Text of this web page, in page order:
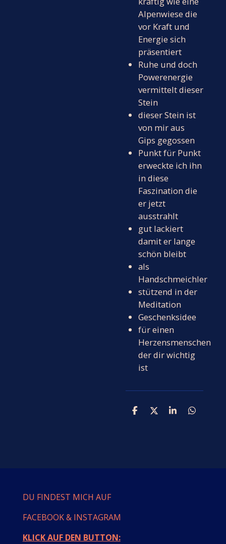
Alpenwiese die
vor Kraft und
Energie sich
präsentiert
Ruhe und doch
Powerenergie
vermittelt dieser
Stein
dieser Stein ist
von mir aus
Gips gegossen
Punkt für Punkt
erweckte ich ihn
in diese
Faszination die
er jetzt
ausstrahlt
gut lackiert
damit er lange
schön bleibt
als
Handschmeichler
stützend in der
Meditation
Geschenksidee
für einen
Herzensmenschen
der dir wichtig
ist
T
T
T
T
DU FINDEST MICH AUF
FACEBOOK & INSTAGRAM
KLICK AUF DEN BUTTON: